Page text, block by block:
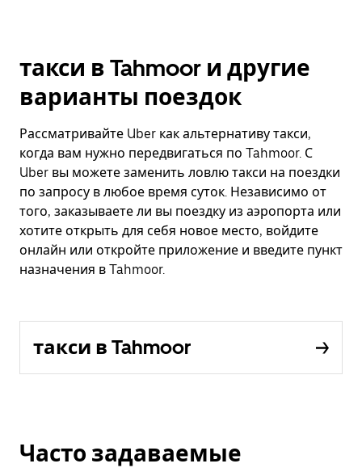
такси в Tahmoor и другие
варианты поездок
Рассматривайте Uber как альтернативу такси,
когда вам нужно передвигаться по Tahmoor. С
Uber вы можете заменить ловлю такси на поездки
по запросу в любое время суток. Независимо от
того, заказываете ли вы поездку из аэропорта или
хотите открыть для себя новое место, войдите
онлайн или откройте приложение и введите пункт
назначения в Tahmoor.
такси в Tahmoor
Часто задаваемые